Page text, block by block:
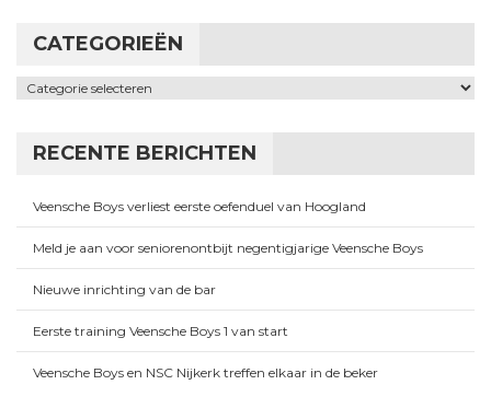
CATEGORIEËN
Categorieën
RECENTE BERICHTEN
Veensche Boys verliest eerste oefenduel van Hoogland
Meld je aan voor seniorenontbijt negentigjarige Veensche Boys
Nieuwe inrichting van de bar
Eerste training Veensche Boys 1 van start
Veensche Boys en NSC Nijkerk treffen elkaar in de beker